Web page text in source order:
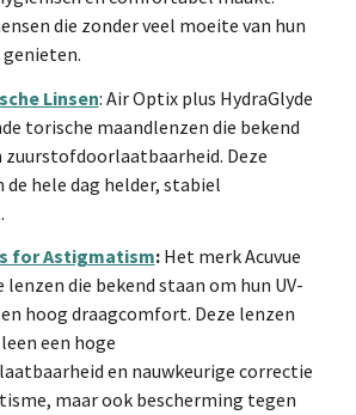
die zonder veel moeite van hun
Linsen: Air Optix plus HydraGlyde
torische maandlenzen die bekend
zuurstofdoorlaatbaarheid. Deze
de hele dag helder, stabiel
for Astigmatism: Het merk Acuvue
die bekend staan om hun UV-
hoog draagcomfort. Deze lenzen
een hoge
en nauwkeurige correctie
maar ook bescherming tegen